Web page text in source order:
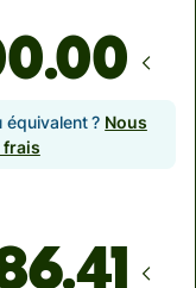
.00
équivalent ? Nous
frais